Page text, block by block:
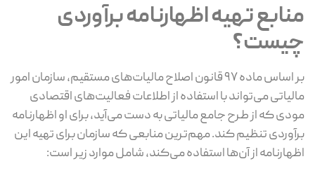
منابع تهیه اظهارنامه برآوردی
چیست؟
بر اساس ماده ۹۷ قانون اصلاح مالیات‌های مستقیم، سازمان امور
مالیاتی می‌تواند با استفاده از اطلاعات فعالیت‌های اقتصادی
مودی که از طرح جامع مالیاتی به ‌دست می‌آید، برای او اظهارنامه
برآوردی تنظیم کند. مهم‌ترین منابعی که سازمان برای تهیه این
اظهارنامه از آن‌ها استفاده می‌کند، شامل موارد زیر است: